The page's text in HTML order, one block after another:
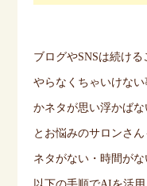
ブログやSNSは続ける
やらなくちゃいけな
かネタが思い浮かば
とお悩みのサロンさ
ネタがない・時間が